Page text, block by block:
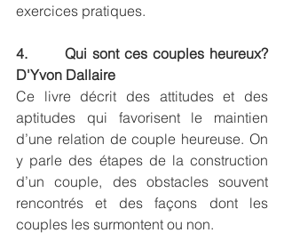
exercices pratiques.
4.       Qui sont ces couples heureux?
D'Yvon Dallaire
Ce livre décrit des attitudes et des
aptitudes qui favorisent le maintien
d’une relation de couple heureuse. On
y parle des étapes de la construction
d’un couple, des obstacles souvent
rencontrés et des façons dont les
couples les surmontent ou non.